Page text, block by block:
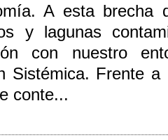
A esta brecha
y lagunas
con nuestro
Sistémica. Frente
conte...